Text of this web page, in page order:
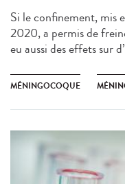
Si le confinement, mis
2020, a permis de
eu aussi des effets sur
MÉNINGOCOQUE